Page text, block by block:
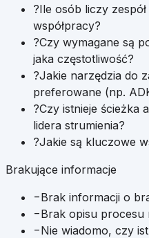
?Ile osób liczy
współpracy?
?Czy wymagane są
jaka częstotliwość?
?Jakie narzędzia do
preferowane (np.
?Czy istnieje ścieżka
lidera strumienia?
?Jakie są kluczowe
Brakujące informacje
−Brak informacji o
−Brak opisu procesu
−Nie wiadomo, czy